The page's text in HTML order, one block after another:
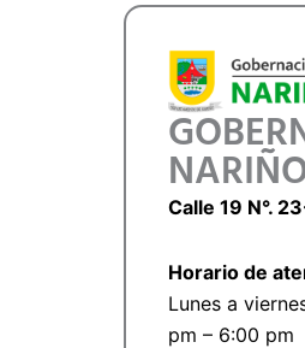
Calle 19 N°.
Horario de
Lunes a
pm – 6:00 pm